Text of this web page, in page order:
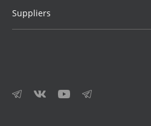
Suppliers